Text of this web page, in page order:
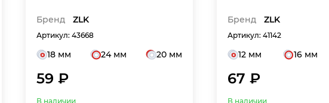
Бренд ZLK
Артикул: 43668
18 мм 24 мм 20 мм
59 ₽
В наличии
Бренд ZLK
Артикул: 41142
12 мм 16 мм
67 ₽
В наличии